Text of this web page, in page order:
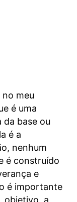
no meu
é uma
da base ou
é a
nenhum
é construído
e
é importante
objetivo, a